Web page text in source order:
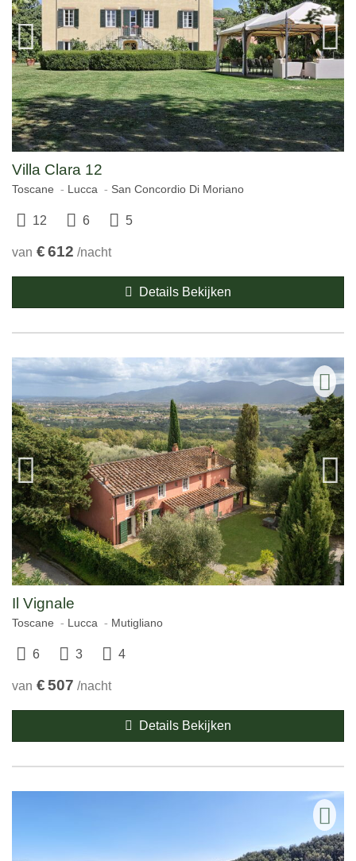
Villa Clara 12
Toscane Lucca San Concordio Di Moriano
12 6 5
van €612 /nacht
Details Bekijken
Il Vignale
Toscane Lucca Mutigliano
6 3 4
van €507 /nacht
Details Bekijken